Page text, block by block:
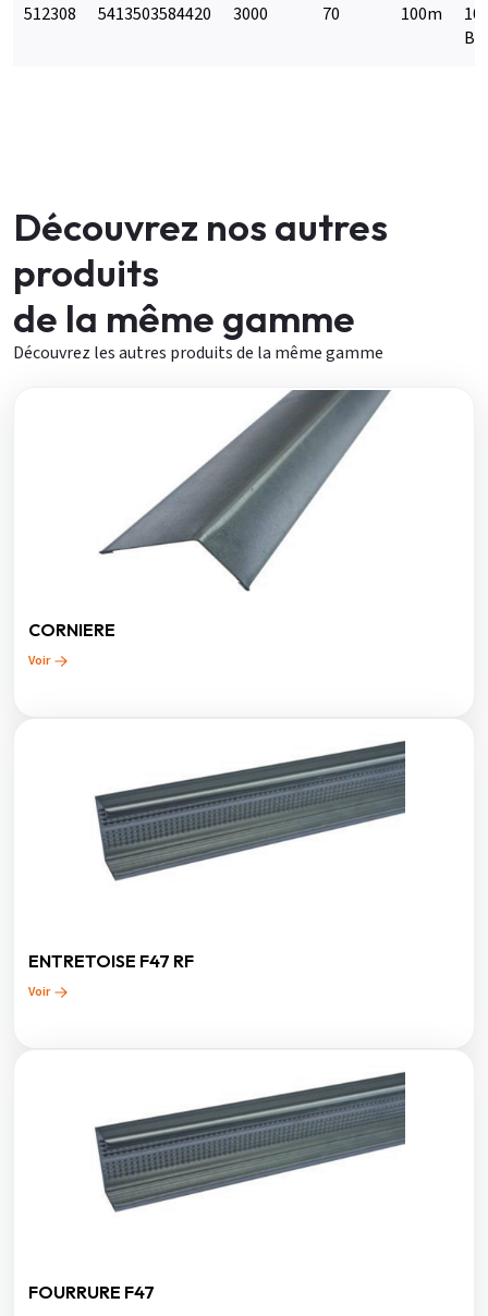
512308 5413503584420 3000 70 100m
10
Découvrez nos autres
produits
de la même gamme
Découvrez les autres produits de la même gamme
CORNIERE
Voir
ENTRETOISE F47 RF
Voir
FOURRURE F47